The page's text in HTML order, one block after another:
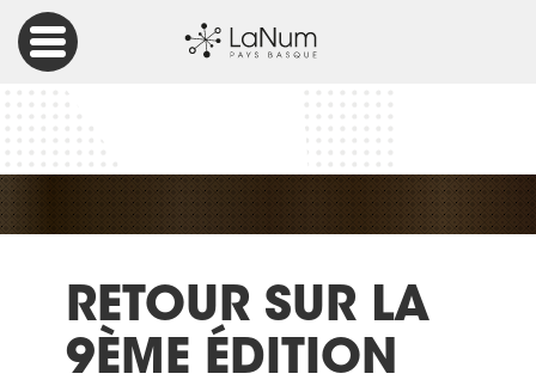
Accueil
Retour sur la 9ème édition des Rencontres Numériques
RETOUR SUR LA
9ÈME ÉDITION